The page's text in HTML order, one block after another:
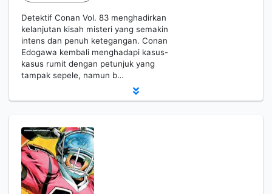
Detektif Conan Vol. 83 menghadirkan
kelanjutan kisah misteri yang semakin
intens dan penuh ketegangan. Conan
Edogawa kembali menghadapi kasus-
kasus rumit dengan petunjuk yang
tampak sepele, namun b…